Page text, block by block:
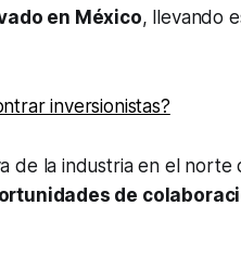
en México, llevando
inversionistas?
de la industria en el norte
de